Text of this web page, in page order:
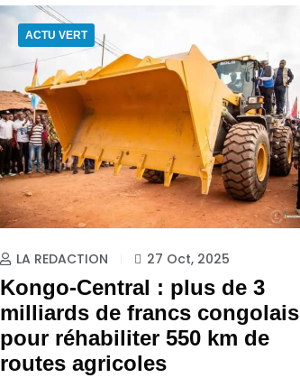
ACTU VERT
LA REDACTION 27 Oct, 2025
Kongo-Central : plus de 3
milliards de francs congolais
pour réhabiliter 550 km de
routes agricoles